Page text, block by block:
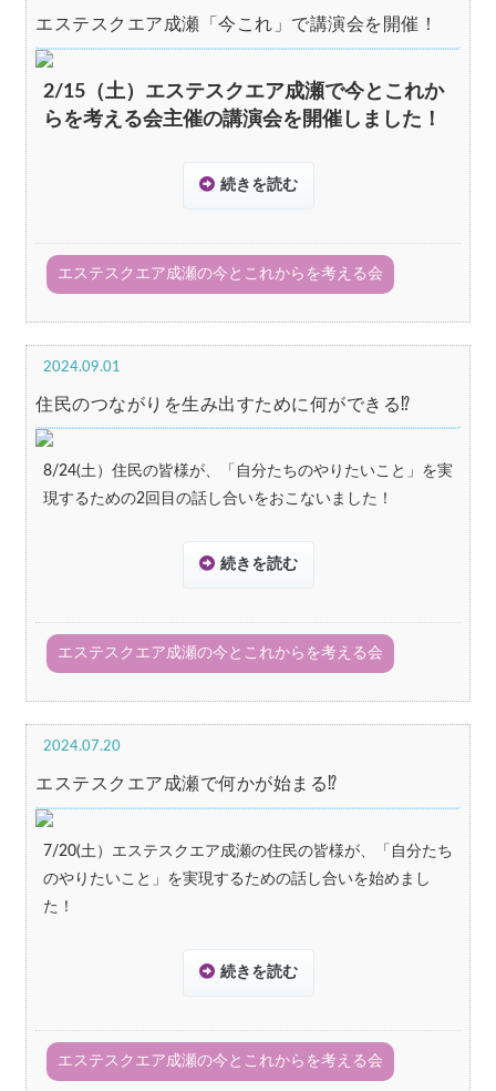
エステスクエア成瀬「今これ」で講演会を開催！
2/15（土）エステスクエア成瀬で今とこれか
らを考える会主催の講演会を開催しました！
続きを読む
エステスクエア成瀬の今とこれからを考える会
2024.09.01
住民のつながりを生み出すために何ができる⁉
8/24(土）住民の皆様が、「自分たちのやりたいこと」を実
現するための2回目の話し合いをおこないました！
続きを読む
エステスクエア成瀬の今とこれからを考える会
2024.07.20
エステスクエア成瀬で何かが始まる⁉
7/20(土）エステスクエア成瀬の住民の皆様が、「自分たち
のやりたいこと」を実現するための話し合いを始めまし
た！
続きを読む
エステスクエア成瀬の今とこれからを考える会